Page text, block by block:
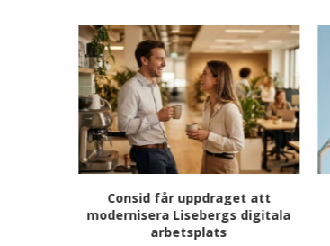
Consid får uppdraget att
modernisera Lisebergs digitala
arbetsplats